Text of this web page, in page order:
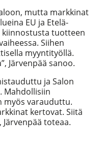
mutta markkinat
EU ja Etelä-
kiinnostusta tuotteen
Siihen
myyntityöllä.
Järvenpää sanoo.
ja Salon
Mahdollisiin
myös varauduttu.
kertovat. Siitä
toteaa.